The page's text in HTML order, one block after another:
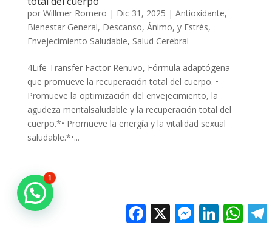
por Willmer Romero | Dic 31, 2025 | Antioxidante,
Bienestar General, Descanso, Ánimo, y Estrés,
Envejecimiento Saludable, Salud Cerebral
4Life Transfer Factor Renuvo, Fórmula adaptógena
que promueve la recuperación total del cuerpo. •
Promueve la optimización del envejecimiento, la
agudeza mentalsaludable y la recuperación total del
cuerpo.*• Promueve la energía y la vitalidad sexual
saludable.*•...
Facebook Messenger
LinkedIn
1